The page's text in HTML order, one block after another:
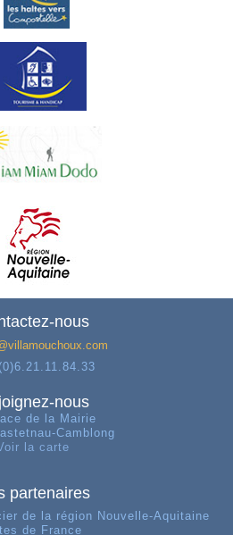
nous
nous
de la Mairie
Camblong
la carte
partenaires
de la région Nouvelle-Aquitaine
de France